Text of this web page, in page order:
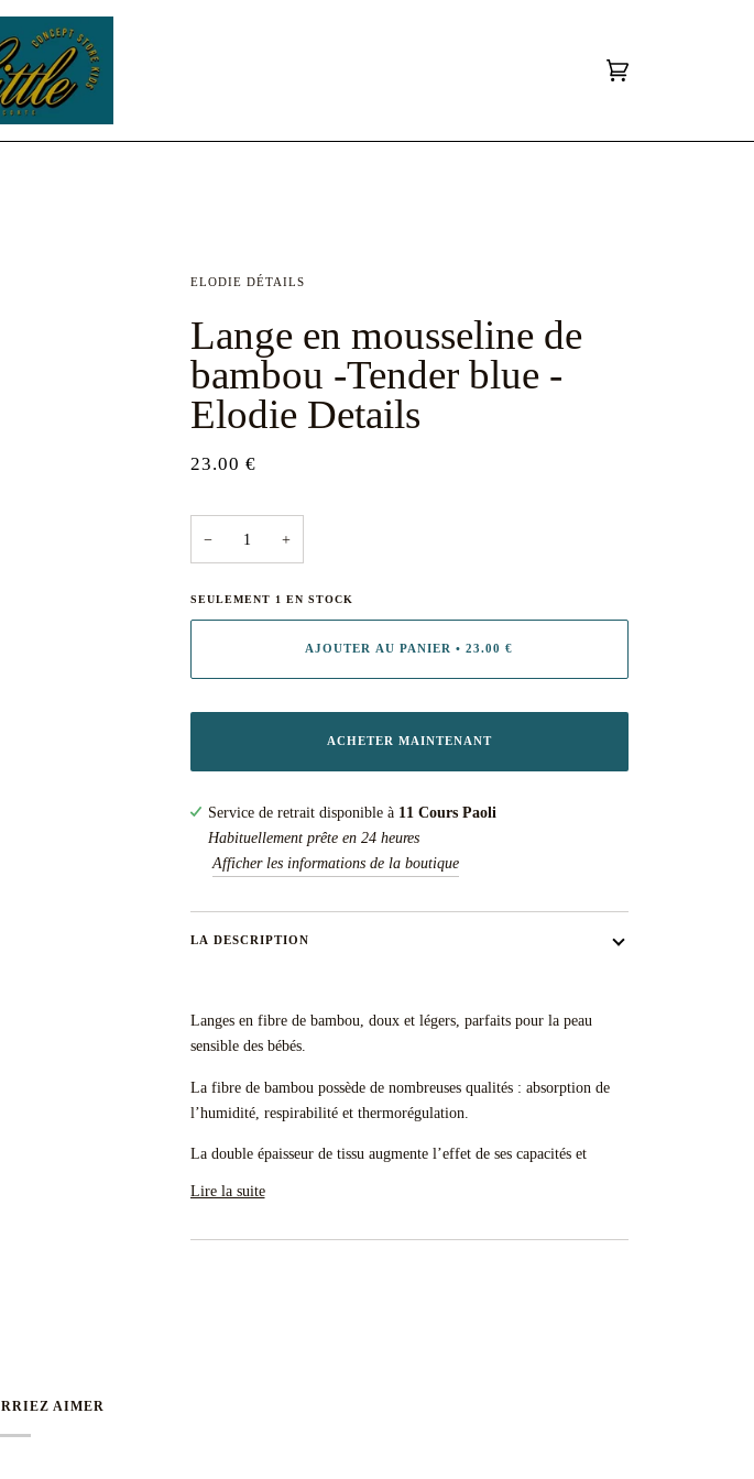
Panier
ELODIE DÉTAILS
Lange en mousseline de
bambou -Tender blue -
Elodie Details
23.00 €
− +
SEULEMENT 1 EN STOCK
AJOUTER AU PANIER • 23.00 €
ACHETER MAINTENANT
Service de retrait disponible à 11 Cours Paoli
Habituellement prête en 24 heures
Afficher les informations de la boutique
LA DESCRIPTION
Langes en fibre de bambou, doux et légers, parfaits pour la peau
sensible des bébés.
La fibre de bambou possède de nombreuses qualités : absorption de
l’humidité, respirabilité et thermorégulation.
La double épaisseur de tissu augmente l’effet de ses capacités et
Lire la suite
AIMER